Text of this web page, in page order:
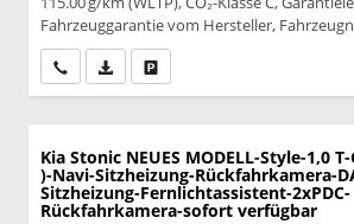
Fahrzeuggarantie vom Hersteller,
Wir rufen Sie anPDF-Datei, Fahrzeugexposé drucken
Kia Stonic NEUES MODELL-Style-1,0
)-Navi-Sitzheizung-Rückfahrkamera-
Sitzheizung-Fernlichtassistent-2xPDC-
Rückfahrkamera-sofort verfügbar